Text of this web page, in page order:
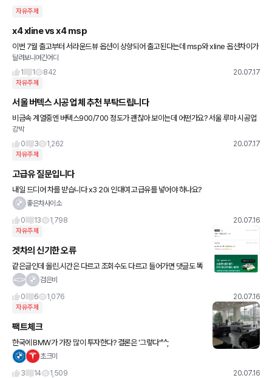
자유주제
x4 xline vs x4 msp
이번 7월 출고부터 서라운드뷰 옵션이 상향되어 출고된다는데 msp와 xline 옵션차이가
있는지 무척 궁금하네요.. 외관상 차이라면 굳이...라는 생각이 들어서요.. 혹시 다른점이
있다면 알려주시면
달려보니여긴어디
1
1 842 20.07.17
자유주제
서울 버텍스 시공 업체 추천 부탁드립니다
비금속 계열중엔 버텍스900/700 정도가 괜찮아 보이는데 어떤가요? 서울 루마 시공업
체 추천부탁드립니다. 중구근처면 더 좋구요! 그리고 전면 900 / 측후선룹 700으로하면
얼마정도면 적당한
강박
0
3 1,262 20.07.17
자유주제
고급유 질문입니다
내일 드디어 차를 받습니다 x3 20i 인대여 고급유를 넣어야 하나요?
좋은차사이소
0
13 1,798 20.07.16
자유주제
겟차의 신기한 오류
같은글인데 올린.시간은 다르고 조회수도 다르고 들어가면 댓글도 똑
같고 내용도 똑같음
검은비
0
6 1,076 20.07.16
자유주제
팩트체크
한국에 BMW가 가장 많이 투자한다? 결론은 '그렇다'^^;
초크미
3
14 1,509 20.07.16